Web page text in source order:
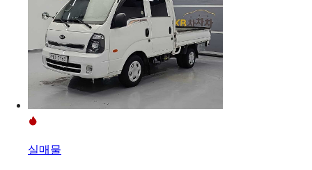
실매물